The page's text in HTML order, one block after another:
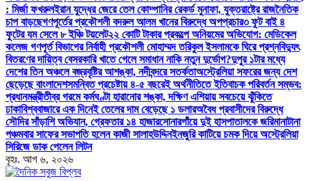
: মির্জা ফখরুলইরান যুদ্ধের জেরে তেল কোম্পানির রেকর্ড মুনাফা, যুক্তরাষ্ট্রে রাজনৈতিক
চাপ বাড়ছেগণপূর্তের প্রকৌশলী বদরুল আলম খানের বিরুদ্ধে অপপ্রচার৩ ফুট বাই ৪
ফুটের যম সেলে ৮ ইঞ্চি টয়লেট২২ কোটি টাকার প্রকল্পে অনিয়মের অভিযোগ: মেডিকেল
কলেজ গণপূর্ত বিভাগের নির্বাহী প্রকৌশলী মোহাম্মদ তরিকুল ইসলামকে ঘিরে প্রশ্নবিদ্যুৎ
বিতরণের দায়িত্ব বেসরকারি খাতে গেলে সমাধান নাকি নতুন দুর্ভোগ?দুপুর ১টার মধ্যে
দেশের তিন অঞ্চলে বজ্রবৃষ্টির আশঙ্কা, নদীবন্দরে সতর্কতাঅস্ট্রেলিয়া সফরের জন্য দেশ
ছেড়েছে বাংলাদেশসমন্বিত প্রচেষ্টায় ৪-৫ বছরেই অর্থনীতিতে ইতিবাচক পরিবর্তন সম্ভব:
প্রধানমন্ত্রীতীব্র গরমে কর্মঘণ্টা হারানোর শঙ্কা, দক্ষিণ এশিয়ায় সবচেয়ে ঝুঁকিতে
ঢাকাবিশ্ববাজারে এক দিনেই তেলের দাম বেড়েছে ১ ডলারঅবৈধ প্রবাসীদের বিরুদ্ধে
সৌদির সাঁড়াশি অভিযান, গ্রেফতার ১৪ হাজারসোনারগাঁয়ে দুই হাসপাতালকে জরিমানাটানা
পঞ্চমবার সাফের সভাপতি হলেন কাজী সালাহউদ্দিনইনজুরি কাটিয়ে চমক দিয়ে অস্ট্রেলিয়া
সিরিজে ডাক পেলেন লিটন
বৃহঃ. আগ ৬, ২০২৬